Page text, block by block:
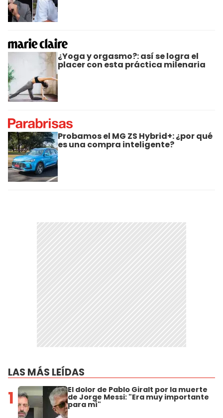
¿Yoga y orgasmo?: así se logra el
placer con esta práctica milenaria
Probamos el MG ZS Hybrid+: ¿por qué
es una compra inteligente?
LAS MÁS LEÍDAS
1 El dolor de Pablo Giralt por la muerte
de Jorge Messi: "Era muy importante
para mí"